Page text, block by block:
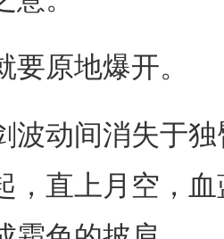
原地爆开。
动间消失于独
，直上月空，